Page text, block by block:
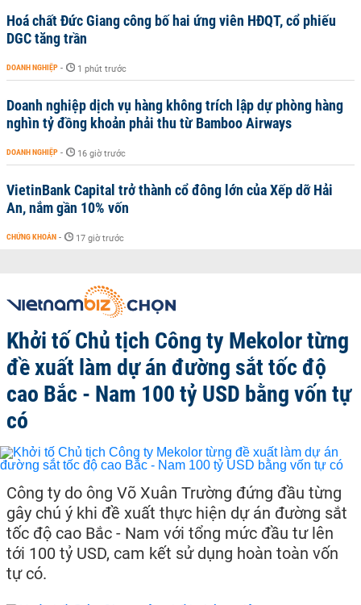
Hoá chất Đức Giang công bố hai ứng viên HĐQT, cổ phiếu
DGC tăng trần
DOANH NGHIỆP - 1 phút trước
Doanh nghiệp dịch vụ hàng không trích lập dự phòng hàng
nghìn tỷ đồng khoản phải thu từ Bamboo Airways
DOANH NGHIỆP - 16 giờ trước
VietinBank Capital trở thành cổ đông lớn của Xếp dỡ Hải
An, nắm gần 10% vốn
CHỨNG KHOÁN - 17 giờ trước
Khởi tố Chủ tịch Công ty Mekolor từng
đề xuất làm dự án đường sắt tốc độ
cao Bắc - Nam 100 tỷ USD bằng vốn tự
có
Công ty do ông Võ Xuân Trường đứng đầu từng
gây chú ý khi đề xuất thực hiện dự án đường sắt
tốc độ cao Bắc - Nam với tổng mức đầu tư lên
tới 100 tỷ USD, cam kết sử dụng hoàn toàn vốn
tự có.